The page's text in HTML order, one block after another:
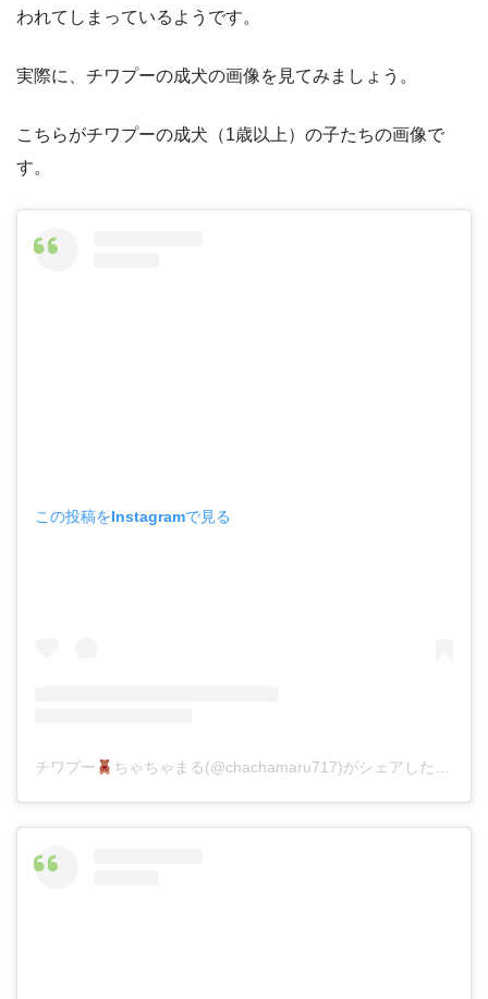
われてしまっているようです。
実際に、チワプーの成犬の画像を見てみましょう。
こちらがチワプーの成犬（1歳以上）の子たちの画像で
す。
この投稿をInstagramで見る
チワプー ちゃちゃまる(@chachamaru717)がシェアした投稿